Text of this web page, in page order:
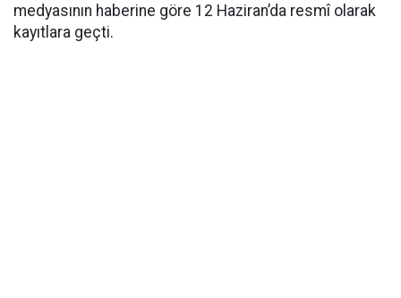
medyasının haberine göre 12 Haziran’da resmî olarak
kayıtlara geçti.